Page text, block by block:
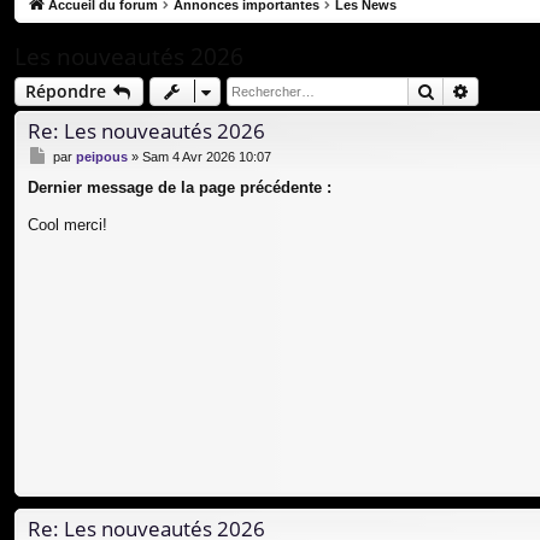
co
ci
s
Accueil du forum Annonces importantes Les News
Répondre Rechercher
Re: Les nouveautés 2026
M
s
a
par peipous » Sam 4 Avr 2026 10:07
Dernier message de la page précédente :
Cool merci!
Re: Les nouveautés 2026